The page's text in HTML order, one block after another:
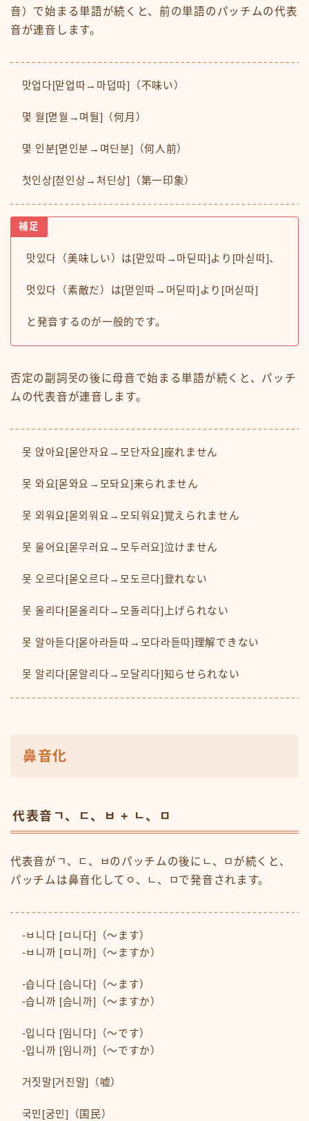
音）で始まる単語が続くと、前の単語のパッチムの代表
音が連音します。
맛업다[맏업따→마덥따]（不味い）
몇 월[멷월→며둴]（何月）
몇 인분[멷인분→며딘분]（何人前）
첫인상[첟인상→처딘상]（第一印象）
補足
맛있다（美味しい）は[맏있따→마딛따]より[마싣따]、
멋있다（素敵だ）は[먿읻따→머딛따]より[머싣따]
と発音するのが一般的です。
否定の副詞못の後に母音で始まる単語が続くと、パッチ
ムの代表音が連音します。
못 앉아요[몯안자요→모단자요]座れません
못 와요[몯와요→모돠요]来られません
못 외워요[몯외워요→모되워요]覚えられません
못 울어요[몯우러요→모두러요]泣けません
못 오르다[몯오르다→모도르다]登れない
못 올리다[몯올리다→모돌리다]上げられない
못 알아듣다[몯아라듣따→모다라듣따]理解できない
못 알리다[몯알리다→모달리다]知らせられない
鼻音化
代表音ㄱ、ㄷ、ㅂ + ㄴ、ㅁ
代表音がㄱ、ㄷ、ㅂのパッチムの後にㄴ、ㅁが続くと、
パッチムは鼻音化してㅇ、ㄴ、ㅁで発音されます。
-ㅂ니다 [ㅁ니다]（〜ます）
-ㅂ니까 [ㅁ니까]（〜ますか）
-습니다 [슴니다]（〜ます）
-습니까 [슴니까]（〜ますか）
-입니다 [임니다]（〜です）
-입니까 [임니까]（〜ですか）
거짓말[거진말]（嘘）
국민[궁민]（国民）